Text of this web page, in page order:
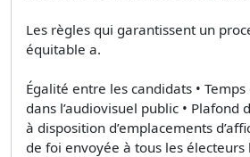
Les règles qui garantissent un
équitable a.
Égalité entre les candidats •
dans l’audiovisuel public • Plafond
à disposition d’emplacements
de foi envoyée à tous les électeurs